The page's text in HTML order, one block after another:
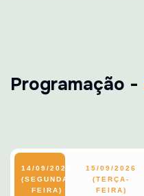
Programação -
14/09/2026
(SEGUNDA-
FEIRA)
15/09/2026
(TERÇA-
FEIRA)